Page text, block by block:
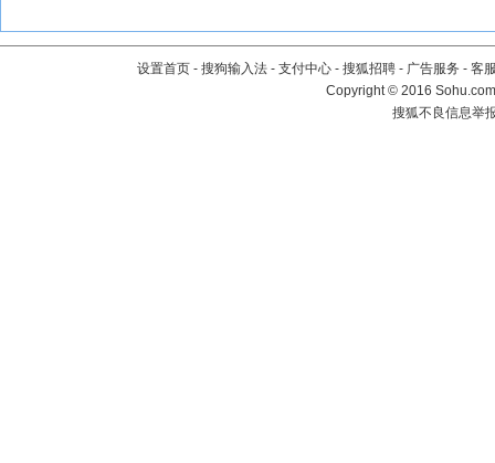
设置首页 - 搜狗输入法 - 支付中心 - 搜狐招聘 - 广告服务 - 客
Copyright©2016
搜狐不良信息举